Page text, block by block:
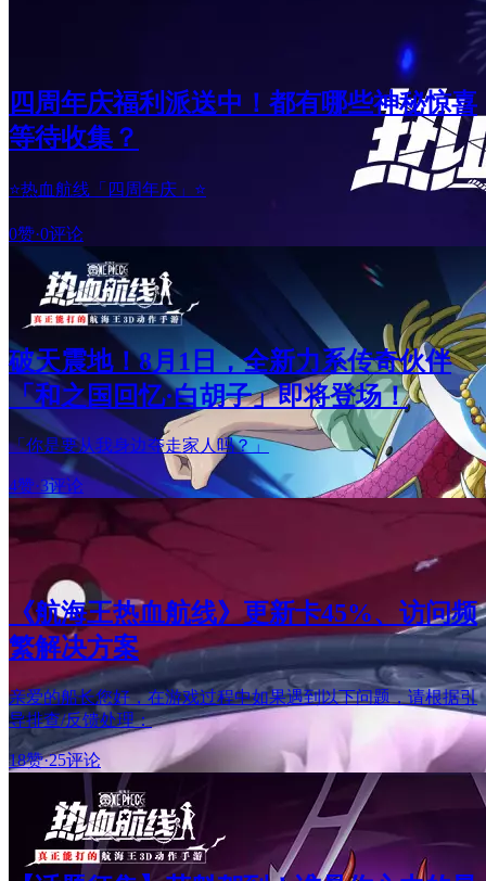
四周年庆福利派送中！都有哪些神秘惊喜
等待收集？
⭐热血航线「四周年庆」⭐
0赞·0评论
破天震地！8月1日，全新力系传奇伙伴
「和之国回忆·白胡子」即将登场！
「你是要从我身边夺走家人吗？」
4赞·3评论
《航海王热血航线》更新卡45%、访问频
繁解决方案
亲爱的船长您好，在游戏过程中如果遇到以下问题，请根据引
导排查/反馈处理：
18赞·25评论